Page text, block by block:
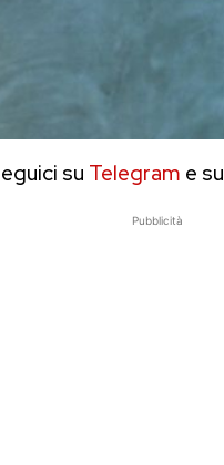
su Telegram e su
Pubblicità